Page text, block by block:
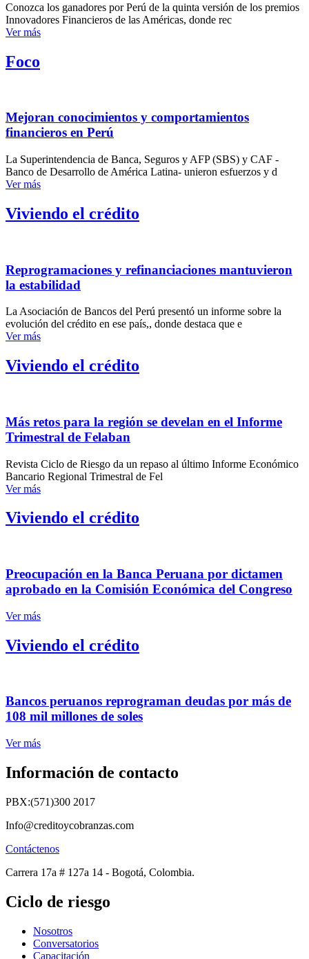
Conozca los ganadores por Perú de la quinta versión de los premios
Innovadores Financieros de las Américas, donde rec
Ver más
Foco
Mejoran conocimientos y comportamientos
financieros en Perú
La Superintendencia de Banca, Seguros y AFP (SBS) y CAF -
Banco de Desarrollo de América Latina- unieron esfuerzos y d
Ver más
Viviendo el crédito
Reprogramaciones y refinanciaciones mantuvieron
la estabilidad
La Asociación de Bancos del Perú presentó un informe sobre la
evolución del crédito en ese país,, donde destaca que e
Ver más
Viviendo el crédito
Más retos para la región se develan en el Informe
Trimestral de Felaban
Revista Ciclo de Riesgo da un repaso al último Informe Económico
Bancario Regional Trimestral de Fel
Ver más
Viviendo el crédito
Preocupación en la Banca Peruana por dictamen
aprobado en la Comisión Económica del Congreso
Ver más
Viviendo el crédito
Bancos peruanos reprograman deudas por más de
108 mil millones de soles
Ver más
Información de contacto
PBX:(571)300 2017
Info@creditoycobranzas.com
Contáctenos
Carrera 17a # 127a 14 - Bogotá, Colombia.
Ciclo de riesgo
Nosotros
Conversatorios
Capacitación